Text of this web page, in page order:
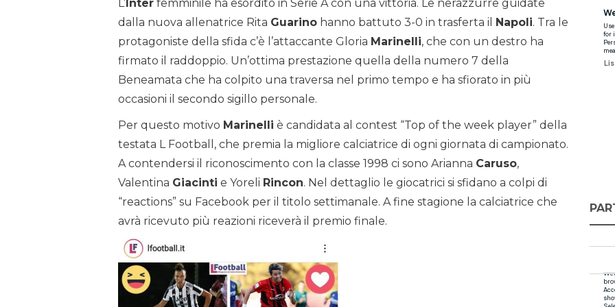
L’ Inter femminile ha esordito in Serie A con una vittoria. Le nerazzurre guidate
dalla nuova allenatrice Rita Guarino hanno battuto 3-0 in trasferta il Napoli. Tra le
protagoniste della sfida c’è l’attaccante Gloria Marinelli, che con un destro ha
firmato il raddoppio. Un’ottima prestazione quella della numero 7 della
Beneamata che ha colpito una traversa nel primo tempo e ha sfiorato in più
occasioni il secondo sigillo personale.
Per questo motivo Marinelli è candidata al contest “Top of the week player” della
testata L Football, che premia la migliore calciatrice di ogni giornata di campionato.
A contendersi il riconoscimento con la classe 1998 ci sono Arianna Caruso,
Valentina Giacinti e Yoreli Rincon. Nel dettaglio le giocatrici si sfidano a colpi di
“reactions” su Facebook per il titolo settimanale. A fine stagione la calciatrice che
avrà ricevuto più reazioni riceverà il premio finale.